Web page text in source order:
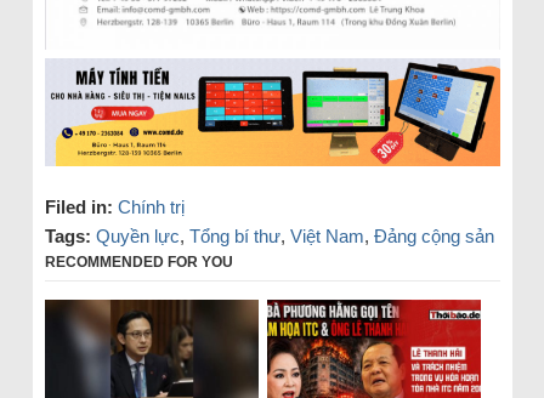
Filed in: Chính trị
Tags: Quyền lực, Tổng bí thư, Việt Nam, Đảng cộng sản
RECOMMENDED FOR YOU